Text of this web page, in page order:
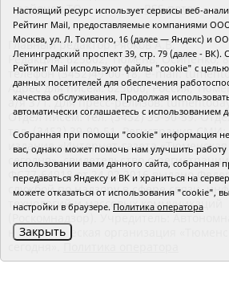
районов ТО
RSS поток
Главный редактор Рябков А.В.
Редакция: 625002, Тюмень, Осипенко,
телефон (3452)49-00-18, e-mail:
Адрес для писем: 625000, Россия,
а/я 371. Для пресс-релизов:
Отдел писем: тел. (3452) 39-90-59.
тел. (3452) 39-90-51. Регистрация СМИ:
издание «Интернет-газета
сегодня», свидетельство о
ФС77-64918 от 24.02.2016 выдано
службой по надзору в сфере связи,
технологий и массовых коммуникаций
некоммерческая организация
Настоящий ресурс использует сервисы веб-
Рейтинг Mail, предоставляемые компаниями
Москва, ул. Л. Толстого, 16 (далее — Яндекс) и
Ленинградский проспект 39, стр. 79 (далее -
Рейтинг Mail используют файлы "cookie" с
данных посетителей для обеспечения
качества обслуживания. Продолжая
автоматически соглашаетесь с использованием
Собранная при помощи "cookie" информация
вас, однако может помочь нам улучшить
использовании вами данного сайта,
передаваться Яндексу и ВК и храниться на
можете отказаться от использования "cookie",
настройки в браузере. Политика оператора
Закрыть